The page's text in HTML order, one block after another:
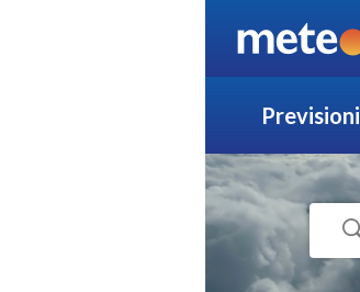
Previsioni